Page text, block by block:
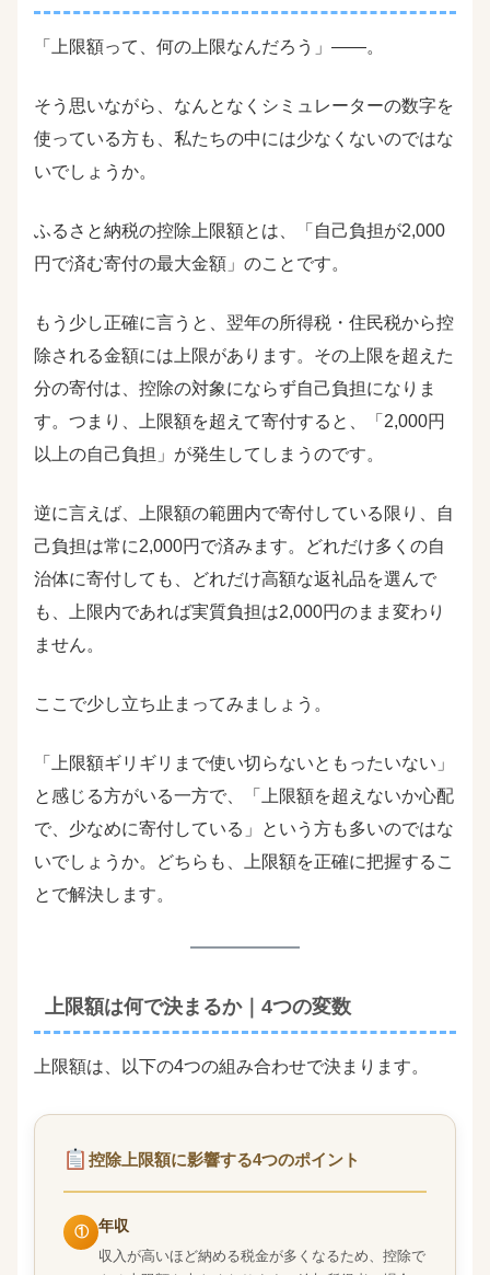
「上限額って、何の上限なんだろう」――。
そう思いながら、なんとなくシミュレーターの数字を
使っている方も、私たちの中には少なくないのではな
いでしょうか。
ふるさと納税の控除上限額とは、「自己負担が2,000
円で済む寄付の最大金額」のことです。
もう少し正確に言うと、翌年の所得税・住民税から控
除される金額には上限があります。その上限を超えた
分の寄付は、控除の対象にならず自己負担になりま
す。つまり、上限額を超えて寄付すると、「2,000円
以上の自己負担」が発生してしまうのです。
逆に言えば、上限額の範囲内で寄付している限り、自
己負担は常に2,000円で済みます。どれだけ多くの自
治体に寄付しても、どれだけ高額な返礼品を選んで
も、上限内であれば実質負担は2,000円のまま変わり
ません。
ここで少し立ち止まってみましょう。
「上限額ギリギリまで使い切らないともったいない」
と感じる方がいる一方で、「上限額を超えないか心配
で、少なめに寄付している」という方も多いのではな
いでしょうか。どちらも、上限額を正確に把握するこ
とで解決します。
上限額は何で決まるか｜4つの変数
上限額は、以下の4つの組み合わせで決まります。
控除上限額に影響する4つのポイント
① 年収
収入が高いほど納める税金が多くなるため、控除で